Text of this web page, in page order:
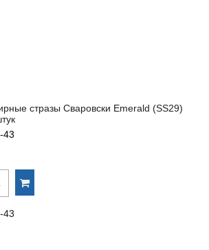
стразы Сваровски Emerald (SS29)
43
43